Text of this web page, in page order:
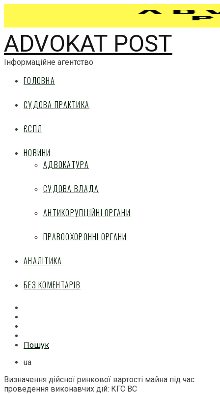
ADVOKAT POST
Інформаційне агентство
ГОЛОВНА
СУДОВА ПРАКТИКА
ЄСПЛ
НОВИНИ
АДВОКАТУРА
СУДОВА ВЛАДА
АНТИКОРУПЦІЙНІ ОРГАНИ
ПРАВООХОРОННІ ОРГАНИ
АНАЛІТИКА
БЕЗ КОМЕНТАРІВ
Пошук
ua
Визначення дійсної ринкової вартості майна під час
проведення виконавчих дій: КГС ВС